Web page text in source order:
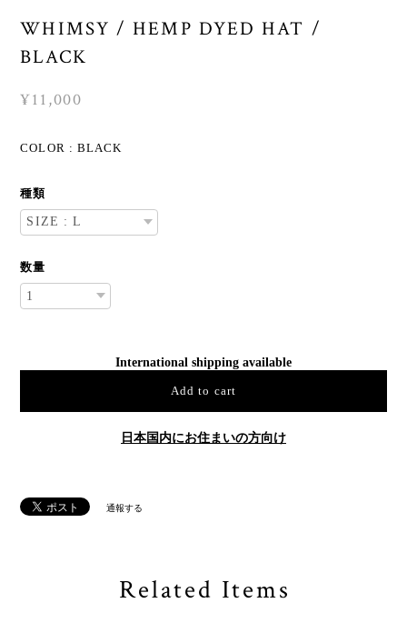
WHIMSY / HEMP DYED HAT /
BLACK
¥11,000
COLOR : BLACK
種類
数量
International shipping available
Add to cart
日本国内にお住まいの方向け
通報する
Related Items